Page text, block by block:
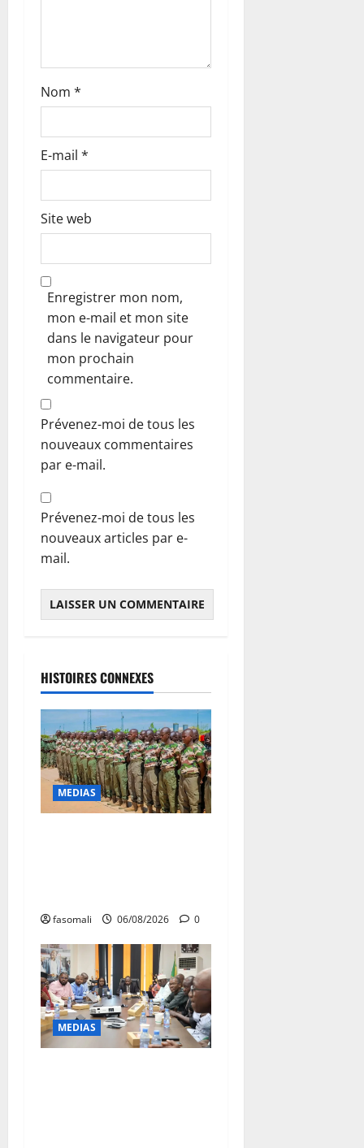
i
c
l
e
Nom *
E-mail *
Site web
Enregistrer mon nom,
mon e-mail et mon site
dans le navigateur pour
mon prochain
commentaire.
Prévenez-moi de tous les
nouveaux commentaires
par e-mail.
Prévenez-moi de tous les
nouveaux articles par e-
mail.
HISTOIRES CONNEXES
MEDIAS
fasomali 06/08/2026 0
MEDIAS